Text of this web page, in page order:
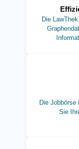
Die
Die
Sie